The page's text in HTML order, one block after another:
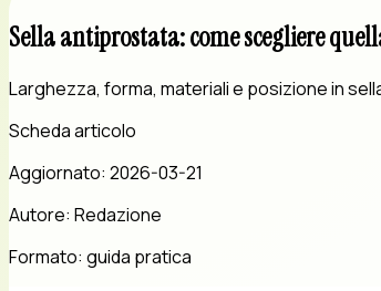
Sella antiprostata: come scegliere
Larghezza, forma, materiali e posizione in
Scheda articolo
Aggiornato: 2026-03-21
Autore: Redazione
Formato: guida pratica